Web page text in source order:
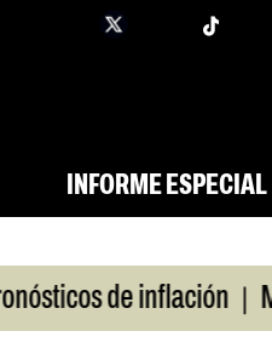
facebook
INFORME ESPECIAL
de inflación | Miles